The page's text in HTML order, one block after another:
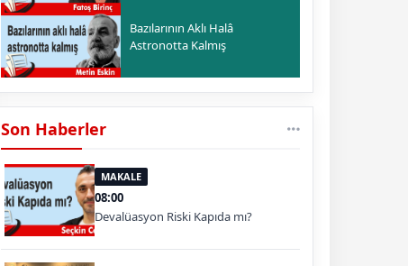
Bazılarının Aklı Halâ
Astronotta Kalmış
Son Haberler
MAKALE
08:00
Devalüasyon Riski Kapıda mı?